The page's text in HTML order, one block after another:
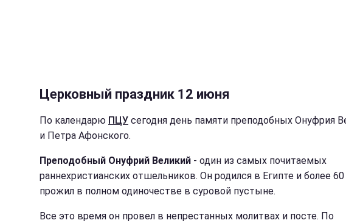
Церковный праздник 12 июня
По календарю ПЦУ сегодня день памяти преподобных Онуфрия
и Петра Афонского.
Преподобный Онуфрий Великий - один из самых почитаемых
раннехристианских отшельников. Он родился в Египте и более 60
прожил в полном одиночестве в суровой пустыне.
Все это время он провел в непрестанных молитвах и посте. По